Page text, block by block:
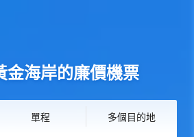
金海岸的廉價機票
單程 多個目的地